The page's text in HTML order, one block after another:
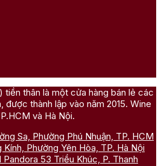
tiền thân là một cửa hàng bán lẻ các
được thành lập vào năm 2015. Wine
và Hà Nội.
Sa, Phường Phú Nhuận, TP. HCM
Phường Yên Hòa, TP. Hà Nội
Pandora 53 Triều Khúc, P. Thanh